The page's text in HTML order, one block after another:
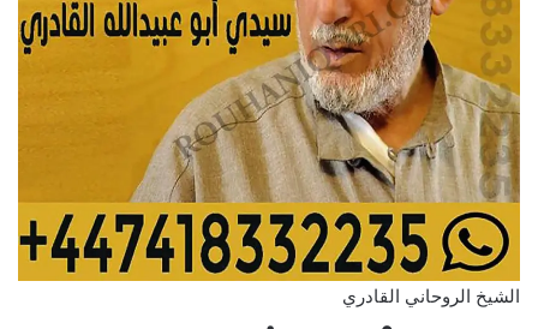
الشيخ الروحاني القادري